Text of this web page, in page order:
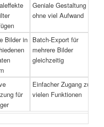
Geniale Gestaltung
ohne viel Aufwand
Bilder in Batch-Export für
mehrere Bilder
gleichzeitig
für
Einfacher Zugang zu
vielen Funktionen